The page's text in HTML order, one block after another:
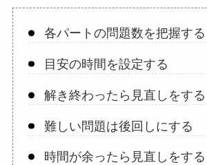
各パートの問題数を把握する
目安の時間を設定する
解き終わったら見直しをする
難しい問題は後回しにする
時間が余ったら見直しをする